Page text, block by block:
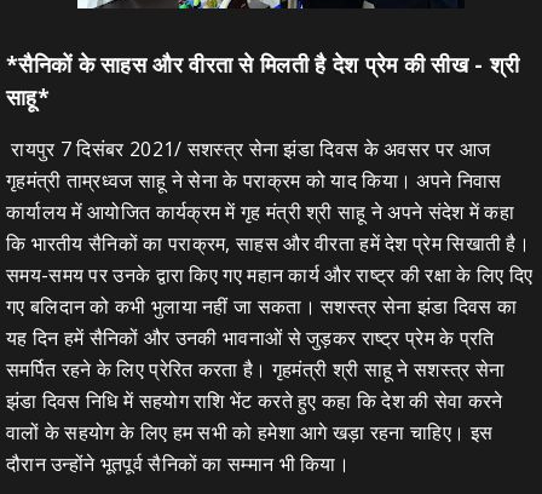
*सैनिकों के साहस और वीरता से मिलती है देश प्रेम की सीख - श्री
साहू*
रायपुर 7 दिसंबर 2021/ सशस्त्र सेना झंडा दिवस के अवसर पर आज
गृहमंत्री ताम्रध्वज साहू ने सेना के पराक्रम को याद किया। अपने निवास
कार्यालय में आयोजित कार्यक्रम में गृह मंत्री श्री साहू ने अपने संदेश में कहा
कि भारतीय सैनिकों का पराक्रम, साहस और वीरता हमें देश प्रेम सिखाती है।
समय-समय पर उनके द्वारा किए गए महान कार्य और राष्ट्र की रक्षा के लिए दिए
गए बलिदान को कभी भुलाया नहीं जा सकता। सशस्त्र सेना झंडा दिवस का
यह दिन हमें सैनिकों और उनकी भावनाओं से जुड़कर राष्ट्र प्रेम के प्रति
समर्पित रहने के लिए प्रेरित करता है। गृहमंत्री श्री साहू ने सशस्त्र सेना
झंडा दिवस निधि में सहयोग राशि भेंट करते हुए कहा कि देश की सेवा करने
वालों के सहयोग के लिए हम सभी को हमेशा आगे खड़ा रहना चाहिए। इस
दौरान उन्होंने भूतपूर्व सैनिकों का सम्मान भी किया।